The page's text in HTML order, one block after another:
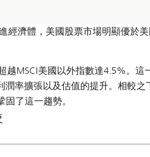
濟體，美國股票市場明顯優於
越MSCI美國以外指數達4.5%。這
率擴張以及估值的提升。相較之
了這一趨勢。